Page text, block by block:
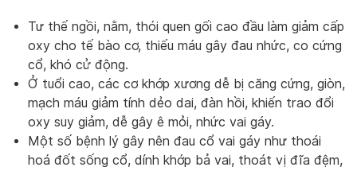
Tư thế ngồi, nằm, thói quen gối cao đầu làm giảm cấp
oxy cho tế bào cơ, thiếu máu gây đau nhức, co cứng
cổ, khó cử động.
Ở tuổi cao, các cơ khớp xương dễ bị căng cứng, giòn,
mạch máu giảm tính dẻo dai, đàn hồi, khiến trao đổi
oxy suy giảm, dễ gây ê mỏi, nhức vai gáy.
Một số bệnh lý gây nên đau cổ vai gáy như thoái
hoá đốt sống cổ, dính khớp bả vai, thoát vị đĩa đệm,